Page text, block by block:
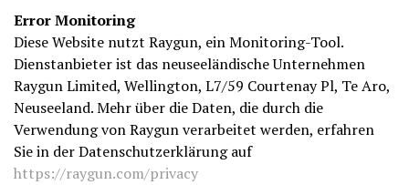
Error Monitoring
Diese Website nutzt Raygun, ein Monitoring-Tool.
Dienstanbieter ist das neuseeländische Unternehmen
Raygun Limited, Wellington, L7/59 Courtenay Pl, Te Aro,
Neuseeland. Mehr über die Daten, die durch die
Verwendung von Raygun verarbeitet werden, erfahren
Sie in der Datenschutzerklärung auf
https://raygun.com/privacy